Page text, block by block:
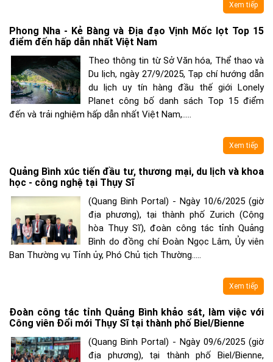
Xem tiếp
Phong Nha - Kẻ Bàng và Địa đạo Vịnh Mốc lọt Top 15
điểm đến hấp dẫn nhất Việt Nam
Theo thông tin từ Sở Văn hóa, Thể thao và
Du lịch, ngày 27/9/2025, Tạp chí hướng dẫn
du lịch uy tín hàng đầu thế giới Lonely
Planet công bố danh sách Top 15 điểm
đến và trải nghiệm hấp dẫn nhất Việt Nam,.....
Xem tiếp
Quảng Bình xúc tiến đầu tư, thương mại, du lịch và khoa
học - công nghệ tại Thụy Sĩ
(Quang Binh Portal) - Ngày 10/6/2025 (giờ
địa phương), tại thành phố Zurich (Cộng
hòa Thụy Sĩ), đoàn công tác tỉnh Quảng
Bình do đồng chí Đoàn Ngọc Lâm, Ủy viên
Ban Thường vụ Tỉnh ủy, Phó Chủ tịch Thường.....
Xem tiếp
Đoàn công tác tỉnh Quảng Bình khảo sát, làm việc với
Công viên Đổi mới Thụy Sĩ tại thành phố Biel/Bienne
(Quang Binh Portal) - Ngày 09/6/2025 (giờ
địa phương), tại thành phố Biel/Bienne,